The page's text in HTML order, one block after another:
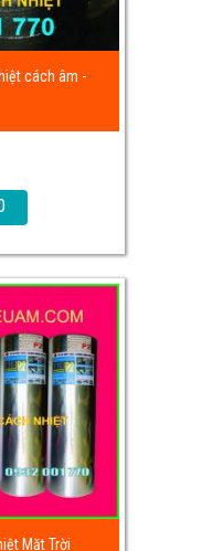
cách âm -
Mặt Trời